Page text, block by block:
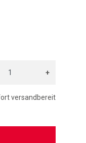
versandbereit
+